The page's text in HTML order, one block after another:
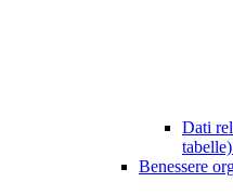
Dati
tabelle)
Benessere